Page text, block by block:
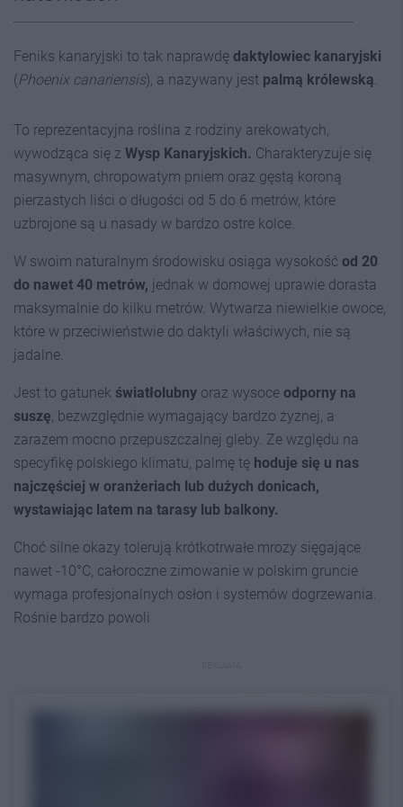
Feniks kanaryjski to tak naprawdę daktylowiec kanaryjski
(Phoenix canariensis), a nazywany jest palmą królewską.
To reprezentacyjna roślina z rodziny arekowatych,
wywodząca się z Wysp Kanaryjskich. Charakteryzuje się
masywnym, chropowatym pniem oraz gęstą koroną
pierzastych liści o długości od 5 do 6 metrów, które
uzbrojone są u nasady w bardzo ostre kolce.
W swoim naturalnym środowisku osiąga wysokość od 20
do nawet 40 metrów, jednak w domowej uprawie dorasta
maksymalnie do kilku metrów. Wytwarza niewielkie owoce,
które w przeciwieństwie do daktyli właściwych, nie są
jadalne.
Jest to gatunek światłolubny oraz wysoce odporny na
suszę, bezwzględnie wymagający bardzo żyznej, a
zarazem mocno przepuszczalnej gleby. Ze względu na
specyfikę polskiego klimatu, palmę tę hoduje się u nas
najczęściej w oranżeriach lub dużych donicach,
wystawiając latem na tarasy lub balkony.
Choć silne okazy tolerują krótkotrwałe mrozy sięgające
nawet -10°C, całoroczne zimowanie w polskim gruncie
wymaga profesjonalnych osłon i systemów dogrzewania.
Rośnie bardzo powoli